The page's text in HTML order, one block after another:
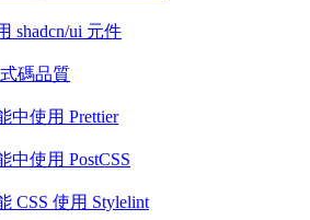
shadcn/ui 元件
碼品質
中使用 Prettier
中使用 PostCSS
CSS 使用 Stylelint